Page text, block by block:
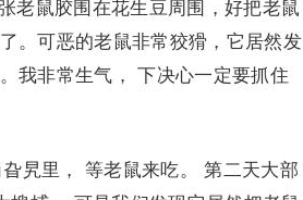
鼠胶围在花生豆周围，好把老鼠
。可恶的老鼠非常狡猾，它居然发
我非常生气， 下决心一定要抓住
旯里， 等老鼠来吃。 第二天大部